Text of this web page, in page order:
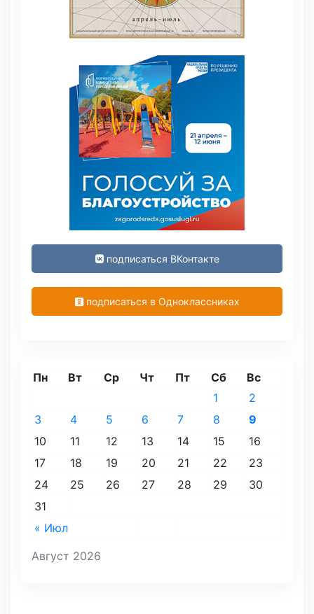
подписаться ВКонтакте
подписаться в Одноклассниках
Август 2026
Пн Вт Ср Чт Пт Сб Вс
« Июл
1
2
3
4 5 6 7 8
9
10
11 12 13 14 15
16
17
18 19 20 21 22
23
24
25 26 27 28 29
30
31